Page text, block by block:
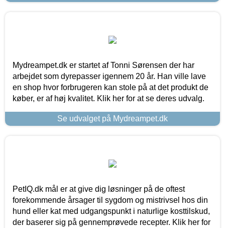
Mydreampet.dk er startet af Tonni Sørensen der har
arbejdet som dyrepasser igennem 20 år. Han ville lave
en shop hvor forbrugeren kan stole på at det produkt de
køber, er af høj kvalitet. Klik her for at se deres udvalg.
Se udvalget på Mydreampet.dk
PetIQ.dk mål er at give dig løsninger på de oftest
forekommende årsager til sygdom og mistrivsel hos din
hund eller kat med udgangspunkt i naturlige kosttilskud,
der baserer sig på gennemprøvede recepter. Klik her for